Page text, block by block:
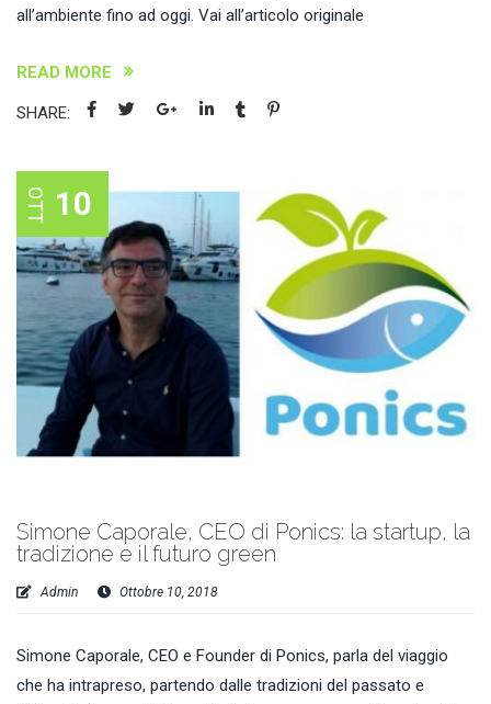
all’ambiente fino ad oggi. Vai all’articolo originale
READ MORE
SHARE:
10
OTT
Simone Caporale, CEO di Ponics: la startup, la
tradizione e il futuro green
Admin Ottobre 10, 2018
Simone Caporale, CEO e Founder di Ponics, parla del viaggio
che ha intrapreso, partendo dalle tradizioni del passato e